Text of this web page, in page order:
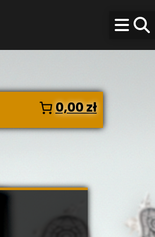
0,00 zł